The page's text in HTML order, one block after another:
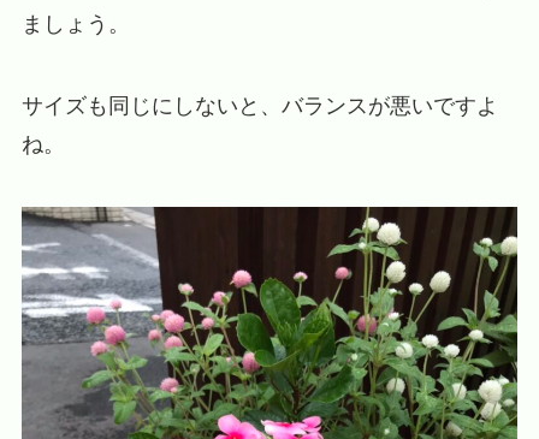
ましょう。
サイズも同じにしないと、バランスが悪いですよ
ね。